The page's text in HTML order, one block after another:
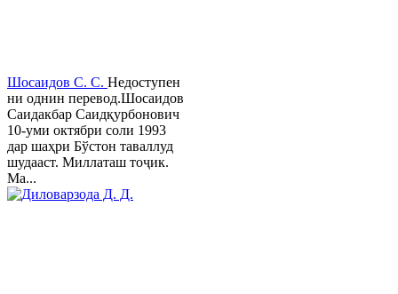
Шосаидов С. С. Недоступен
ни однин перевод.Шосаидов
Саидакбар Саидқурбонович
10-уми октябри соли 1993
дар шаҳри Бўстон таваллуд
шудааст. Миллаташ тоҷик.
Ма...